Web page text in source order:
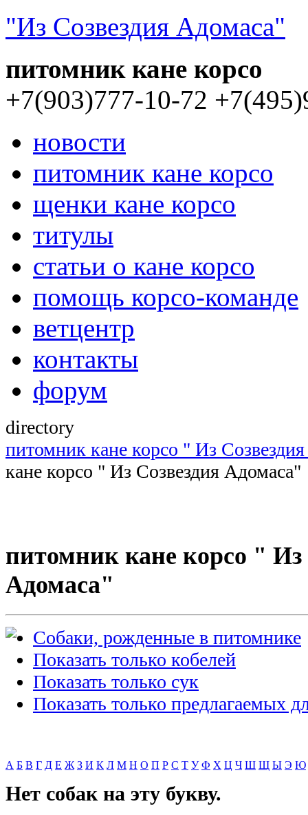
"Из Созвездия Адомаса"
питомник кане корсо
+7(903)777-10-72
новости
питомник кане корсо
щенки кане корсо
титулы
статьи о кане корсо
помощь корсо-команде
ветцентр
контакты
форум
directory
питомник кане корсо " Из
кане корсо " Из Созвездия Адомаса"
питомник кане корсо " Из
Адомаса"
Cобаки, рожденные в питомнике
Показать только кобелей
Показать только сук
Показать только предлагаемых
А Б В Г Д Е Ж З И К Л М Н О П Р С Т У Ф Х Ц Ч Ш Щ Ы Э Ю
Нет собак на эту букву.